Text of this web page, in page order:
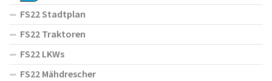
FS22 Stadtplan
FS22 Traktoren
FS22 LKWs
FS22 Mähdrescher